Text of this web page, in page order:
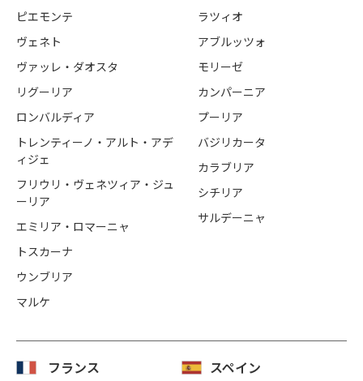
ピエモンテ
ヴェネト
ヴァッレ・ダオスタ
リグーリア
ロンバルディア
トレンティーノ・アルト・アデ
ィジェ
フリウリ・ヴェネツィア・ジュ
ーリア
エミリア・ロマーニャ
トスカーナ
ウンブリア
マルケ
ラツィオ
アブルッツォ
モリーゼ
カンパーニア
プーリア
バジリカータ
カラブリア
シチリア
サルデーニャ
フランス
スペイン